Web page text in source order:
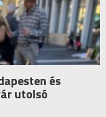
és
utolsó